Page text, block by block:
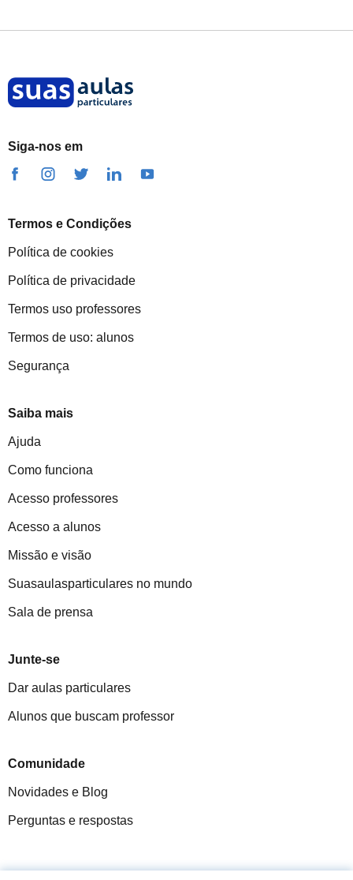
Siga-nos em
Termos e Condições
Política de cookies
Política de privacidade
Termos uso professores
Termos de uso: alunos
Segurança
Saiba mais
Ajuda
Como funciona
Acesso professores
Acesso a alunos
Missão e visão
Suasaulasparticulares no mundo
Sala de prensa
Junte-se
Dar aulas particulares
Alunos que buscam professor
Comunidade
Novidades e Blog
Perguntas e respostas